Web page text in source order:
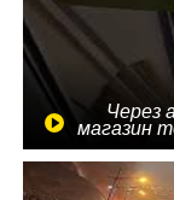
Через
магазин